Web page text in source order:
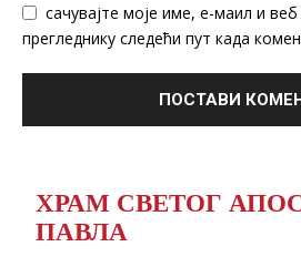
сачувајте моје име, е-маил и
прегледнику следећи пут када
ХРАМ СВЕТОГ
ПАВЛА